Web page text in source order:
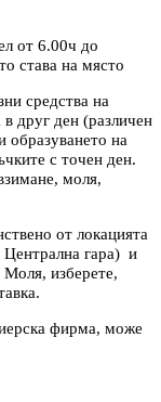
от 6.00ч до
става на място
средства на
друг ден (различен
образуването на
с точен ден.
моля,
от локацията
Централна гара) и
изберете,
фирма, може